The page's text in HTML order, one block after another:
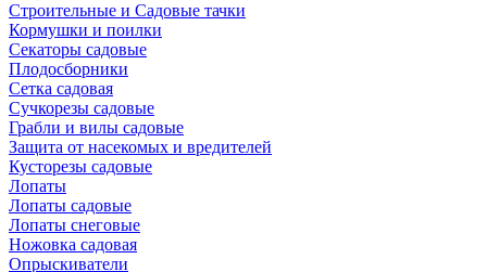
Строительные и Садовые тачки
Кормушки и поилки
Секаторы садовые
Плодосборники
Сетка садовая
Сучкорезы садовые
Грабли и вилы садовые
Защита от насекомых и вредителей
Кусторезы садовые
Лопаты
Лопаты садовые
Лопаты снеговые
Ножовка садовая
Опрыскиватели